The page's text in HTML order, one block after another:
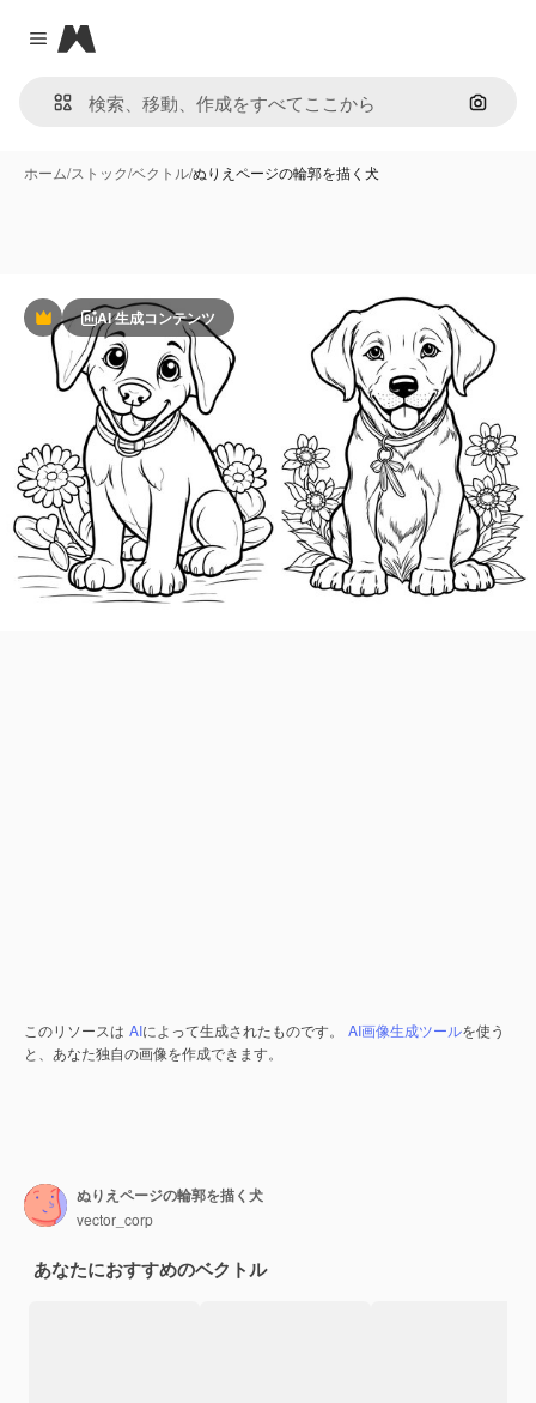
Close menu
Magnific
画像で
ホーム/ストック/ベクトル/ぬりえページの輪郭を描く犬
PremiumAI 生成コンテンツ
このリソースは AIによって生成されたものです。 AI画像生成ツールを使う
と、あなた独自の画像を作成できます。
ぬりえページの輪郭を描く犬
vector_corp
あなたにおすすめのベクトル